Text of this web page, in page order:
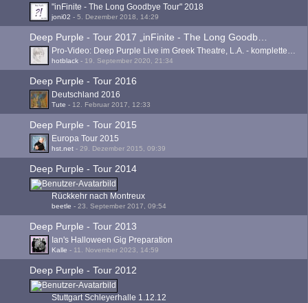
"inFinite - The Long Goodbye Tour" 2018
joni02 - 5. Dezember 2018, 14:29
Pro-Video: Deep Purple Live im Greek Theatre, L.A. - komplettes Konzert
hotblack - 19. September 2020, 21:34
Deep Purple - Tour 2016
Deutschland 2016
Tute - 12. Februar 2017, 12:33
Deep Purple - Tour 2015
Europa Tour 2015
hst.net - 29. Dezember 2015, 09:39
Deep Purple - Tour 2014
Rückkehr nach Montreux
beetle - 23. September 2017, 09:54
Deep Purple - Tour 2013
Ian's Halloween Gig Preparation
Kalle - 11. November 2023, 14:59
Deep Purple - Tour 2012
Stuttgart Schleyerhalle 1.12.12